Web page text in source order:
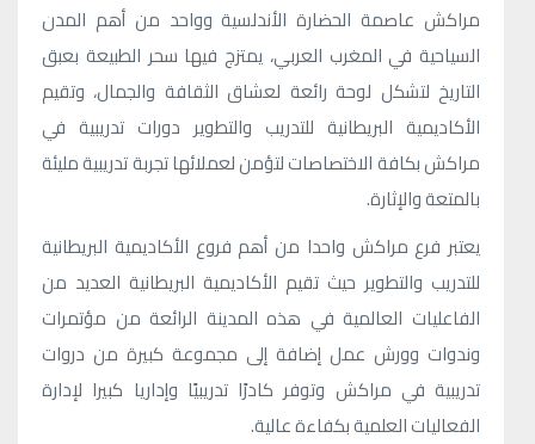
مراكش عاصمة الحضارة الأندلسية وواحد من أهم المدن
السياحية في المغرب العربي، يمتزج فيها سحر الطبيعة بعبق
التاريخ لتشكل لوحة رائعة لعشاق الثقافة والجمال، وتقيم
الأكاديمية البريطانية للتدريب والتطوير دورات تدريبية في
مراكش بكافة الاختصاصات لتؤمن لعملائها تجربة تدريبية مليئة
بالمتعة والإثارة.
يعتبر فرع مراكش واحدا من أهم فروع الأكاديمية البريطانية
للتدريب والتطوير حيث تقيم الأكاديمية البريطانية العديد من
الفاعليات العالمية في هذه المدينة الرائعة من مؤتمرات
وندوات وورش عمل إضافة إلى مجموعة كبيرة من دروات
تدريبية في مراكش وتوفر كادرًا تدريبيًا وإداريا كبيرا لإدارة
الفعاليات العلمية بكفاءة عالية.